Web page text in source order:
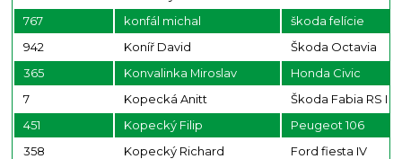
767
konfál michal
škoda felície
942
Koníř David
Škoda Octavia
365
Konvalinka Miroslav
Honda Civic
7
Kopecká Anitt
Škoda Fabia RS I
451
Kopecký Filip
Peugeot 106
358
Kopecký Richard
Ford fiesta IV